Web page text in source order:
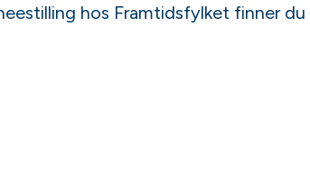
hos Framtidsfylket finner du